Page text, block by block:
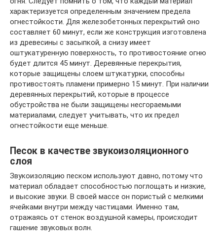
характеризуется определенным значением предела
огнестойкости. Для железобетонных перекрытий оно
составляет 60 минут, если же конструкция изготовлена
из древесины с засыпкой, а снизу имеет
оштукатуренную поверхность, то противостояние огню
будет длится 45 минут. Деревянные перекрытия,
которые защищены слоем штукатурки, способны
противостоять пламени примерно 15 минут. При наличии
деревянных перекрытий, которые в процессе
обустройства не были защищены несгораемыми
материалами, следует учитывать, что их предел
огнестойкости еще меньше.
Песок в качестве звукоизоляционного
слоя
Звукоизоляцию песком используют давно, потому что
материал обладает способностью поглощать и низкие,
и высокие звуки. В своей массе он пористый с мелкими
ячейками внутри между частицами. Именно там,
отражаясь от стенок воздушной камеры, происходит
гашение звуковых волн.